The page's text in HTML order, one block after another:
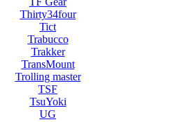
Thirty34four
Tict
Trabucco
Trakker
TransMount
Trolling master
TSF
TsuYoki
UG